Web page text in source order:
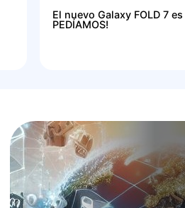
El nuevo Galaxy FOLD 7 es
PEDÍAMOS!